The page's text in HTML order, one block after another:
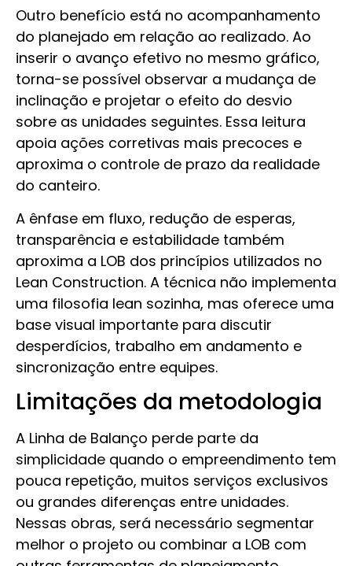
Outro benefício está no acompanhamento
do planejado em relação ao realizado. Ao
inserir o avanço efetivo no mesmo gráfico,
torna-se possível observar a mudança de
inclinação e projetar o efeito do desvio
sobre as unidades seguintes. Essa leitura
apoia ações corretivas mais precoces e
aproxima o controle de prazo da realidade
do canteiro.
A ênfase em fluxo, redução de esperas,
transparência e estabilidade também
aproxima a LOB dos princípios utilizados no
Lean Construction. A técnica não implementa
uma filosofia lean sozinha, mas oferece uma
base visual importante para discutir
desperdícios, trabalho em andamento e
sincronização entre equipes.
Limitações da metodologia
A Linha de Balanço perde parte da
simplicidade quando o empreendimento tem
pouca repetição, muitos serviços exclusivos
ou grandes diferenças entre unidades.
Nessas obras, será necessário segmentar
melhor o projeto ou combinar a LOB com